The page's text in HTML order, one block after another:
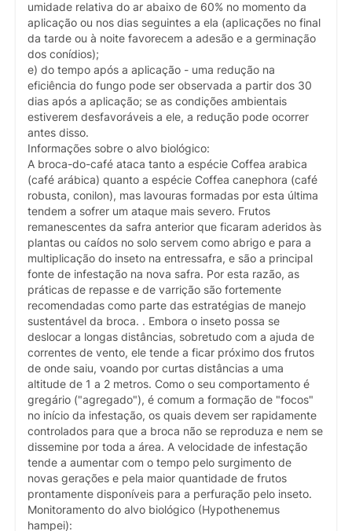
umidade relativa do ar abaixo de 60% no momento da
aplicação ou nos dias seguintes a ela (aplicações no final
da tarde ou à noite favorecem a adesão e a germinação
dos conídios);
e) do tempo após a aplicação - uma redução na
eficiência do fungo pode ser observada a partir dos 30
dias após a aplicação; se as condições ambientais
estiverem desfavoráveis a ele, a redução pode ocorrer
antes disso.
Informações sobre o alvo biológico:
A broca-do-café ataca tanto a espécie Coffea arabica
(café arábica) quanto a espécie Coffea canephora (café
robusta, conilon), mas lavouras formadas por esta última
tendem a sofrer um ataque mais severo. Frutos
remanescentes da safra anterior que ficaram aderidos às
plantas ou caídos no solo servem como abrigo e para a
multiplicação do inseto na entressafra, e são a principal
fonte de infestação na nova safra. Por esta razão, as
práticas de repasse e de varrição são fortemente
recomendadas como parte das estratégias de manejo
sustentável da broca. . Embora o inseto possa se
deslocar a longas distâncias, sobretudo com a ajuda de
correntes de vento, ele tende a ficar próximo dos frutos
de onde saiu, voando por curtas distâncias a uma
altitude de 1 a 2 metros. Como o seu comportamento é
gregário ("agregado"), é comum a formação de "focos"
no início da infestação, os quais devem ser rapidamente
controlados para que a broca não se reproduza e nem se
dissemine por toda a área. A velocidade de infestação
tende a aumentar com o tempo pelo surgimento de
novas gerações e pela maior quantidade de frutos
prontamente disponíveis para a perfuração pelo inseto.
Monitoramento do alvo biológico (Hypothenemus
hampei):